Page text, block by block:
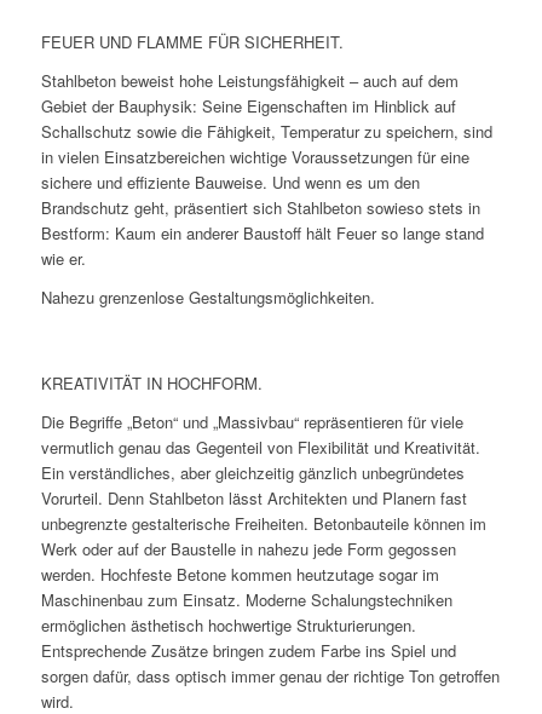
FEUER UND FLAMME FÜR SICHERHEIT.
Stahlbeton beweist hohe Leistungsfähigkeit – auch auf dem
Gebiet der Bauphysik: Seine Eigenschaften im Hinblick auf
Schallschutz sowie die Fähigkeit, Temperatur zu speichern, sind
in vielen Einsatzbereichen wichtige Voraussetzungen für eine
sichere und effiziente Bauweise. Und wenn es um den
Brandschutz geht, präsentiert sich Stahlbeton sowieso stets in
Bestform: Kaum ein anderer Baustoff hält Feuer so lange stand
wie er.
Nahezu grenzenlose Gestaltungsmöglichkeiten.
KREATIVITÄT IN HOCHFORM.
Die Begriffe „Beton“ und „Massivbau“ repräsentieren für viele
vermutlich genau das Gegenteil von Flexibilität und Kreativität.
Ein verständliches, aber gleichzeitig gänzlich unbegründetes
Vorurteil. Denn Stahlbeton lässt Architekten und Planern fast
unbegrenzte gestalterische Freiheiten. Betonbauteile können im
Werk oder auf der Baustelle in nahezu jede Form gegossen
werden. Hochfeste Betone kommen heutzutage sogar im
Maschinenbau zum Einsatz. Moderne Schalungstechniken
ermöglichen ästhetisch hochwertige Strukturierungen.
Entsprechende Zusätze bringen zudem Farbe ins Spiel und
sorgen dafür, dass optisch immer genau der richtige Ton getroffen
wird.